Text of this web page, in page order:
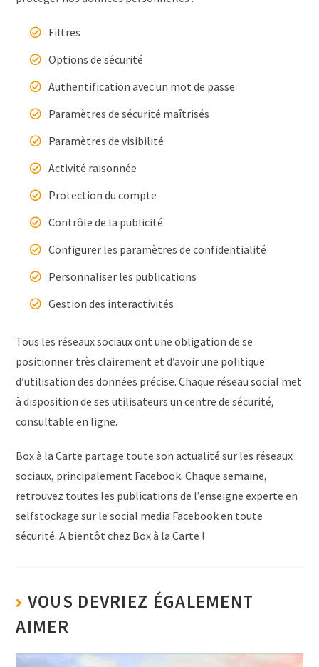
Filtres
Options de sécurité
Authentification avec un mot de passe
Paramètres de sécurité maîtrisés
Paramètres de visibilité
Activité raisonnée
Protection du compte
Contrôle de la publicité
Configurer les paramètres de confidentialité
Personnaliser les publications
Gestion des interactivités
Tous les réseaux sociaux ont une obligation de se
positionner très clairement et d’avoir une politique
d’utilisation des données précise. Chaque réseau social met
à disposition de ses utilisateurs un centre de sécurité,
consultable en ligne.
Box à la Carte partage toute son actualité sur les réseaux
sociaux, principalement Facebook. Chaque semaine,
retrouvez toutes les publications de l’enseigne experte en
selfstockage sur le social media Facebook en toute
sécurité. A bientôt chez Box à la Carte !
VOUS DEVRIEZ ÉGALEMENT
AIMER